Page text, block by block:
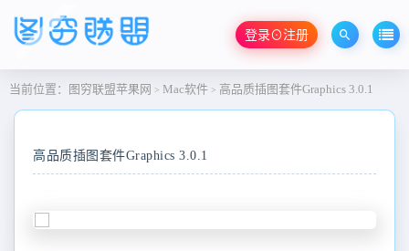
登录⊙注册
当前位置： 图穷联盟苹果网 > Mac软件 > 高品质插图套件Graphics 3.0.1
高品质插图套件Graphics 3.0.1